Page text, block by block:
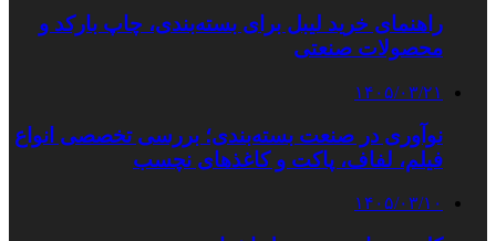
راهنمای خرید لیبل برای بسته‌بندی، چاپ بارکد و
محصولات صنعتی
۱۴۰۵/۰۳/۲۱
نوآوری در صنعت بسته‌بندی؛ بررسی تخصصی انواع
فیلم، لفاف، پاکت و کاغذهای نچسب
۱۴۰۵/۰۳/۱۰